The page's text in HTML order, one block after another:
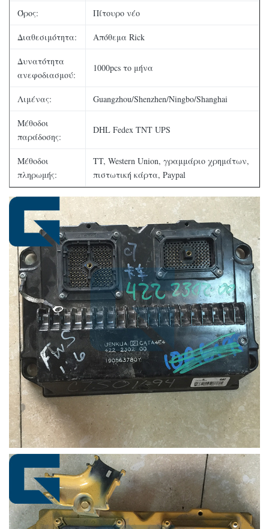
Όρος: Πίτουρο νέο
Διαθεσιμότητα: Απόθεμα Rick
Δυνατότητα
ανεφοδιασμού:
1000pcs το μήνα
Λιμένας: Guangzhou/Shenzhen/Ningbo/Shanghai
Μέθοδοι
παράδοσης:
DHL Fedex TNT UPS
Μέθοδοι
πληρωμής:
TT, Western Union, γραμμάριο χρημάτων,
πιστωτική κάρτα, Paypal